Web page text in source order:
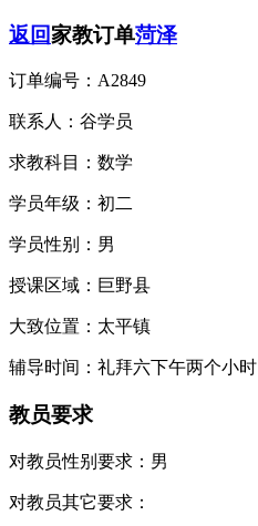
返回家教订单菏泽
订单编号： A2849
联系人： 谷学员
求教科目： 数学
学员年级： 初二
学员性别： 男
授课区域： 巨野县
大致位置： 太平镇
辅导时间： 礼拜六下午两个小时
教员要求
对教员性别要求： 男
对教员其它要求：